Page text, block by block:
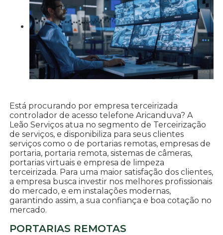
Está procurando por empresa terceirizada
controlador de acesso telefone Aricanduva? A
Leão Serviços atua no segmento de Terceirização
de serviços, e disponibiliza para seus clientes
serviços como o de portarias remotas, empresas de
portaria, portaria remota, sistemas de câmeras,
portarias virtuais e empresa de limpeza
terceirizada. Para uma maior satisfação dos clientes,
a empresa busca investir nos melhores profissionais
do mercado, e em instalações modernas,
garantindo assim, a sua confiança e boa cotação no
mercado.
PORTARIAS REMOTAS